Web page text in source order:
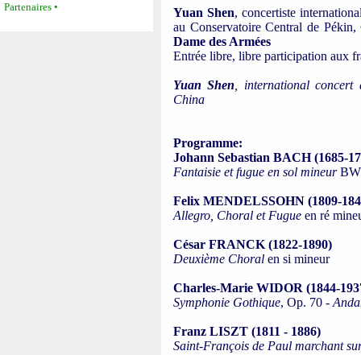
Partenaires •
Yuan Shen, concertiste
au Conservatoire Central de Pékin,
Dame des Armées
Entrée libre, libre participation aux
Yuan Shen , international
China
Programme:
Johann Sebastian BACH (1685-
Fantaisie et fugue en sol mineur
Felix MENDELSSOHN (1809-
Allegro, Choral et Fugue en ré
César FRANCK (1822-1890)
Deuxième Choral en si mineur
Charles-Marie WIDOR (1844-
Symphonie Gothique, Op. 70 -
Franz LISZT (1811 - 1886)
Saint-François de Paul marchant